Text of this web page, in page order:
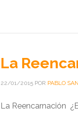
La
22/01/2015 POR PABLO
La Reencarnación